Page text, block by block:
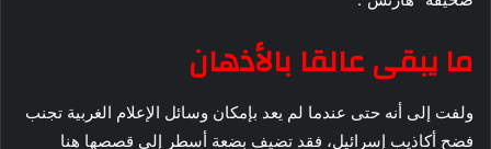
ما يبقى عالقا بالأذهان
ولفت إلى أنه حتى عندما لم يعد بإمكان وسائل الإعلام الغربية تجنب
فضح أكاذيب إسرائيل، فقد تضيف بضعة أسطر إلى قصصها هنا